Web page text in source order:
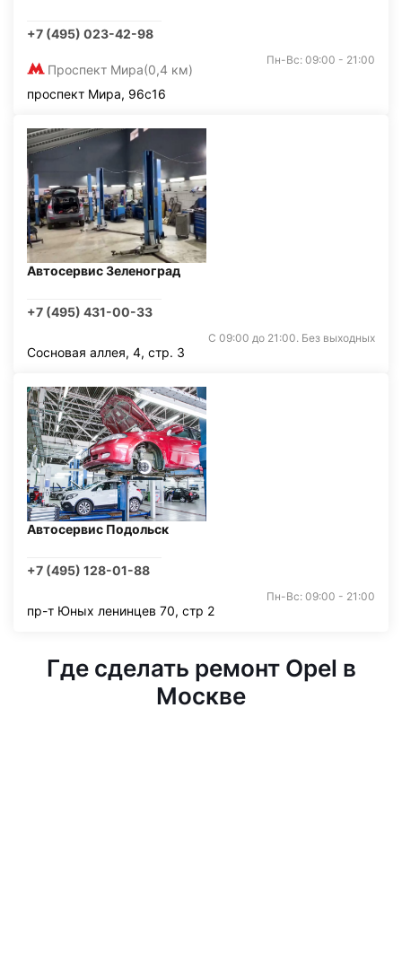
+7 (495) 023-42-98
Проспект Мира(0,4 км)
Пн-Вс: 09:00 - 21:00
проспект Мира, 96с16
Автосервис Зеленоград
+7 (495) 431-00-33
С 09:00 до 21:00. Без выходных
Сосновая аллея, 4, стр. 3
Автосервис Подольск
+7 (495) 128-01-88
Пн-Вс: 09:00 - 21:00
пр-т Юных ленинцев 70, стр 2
Где сделать ремонт Opel в
Москве